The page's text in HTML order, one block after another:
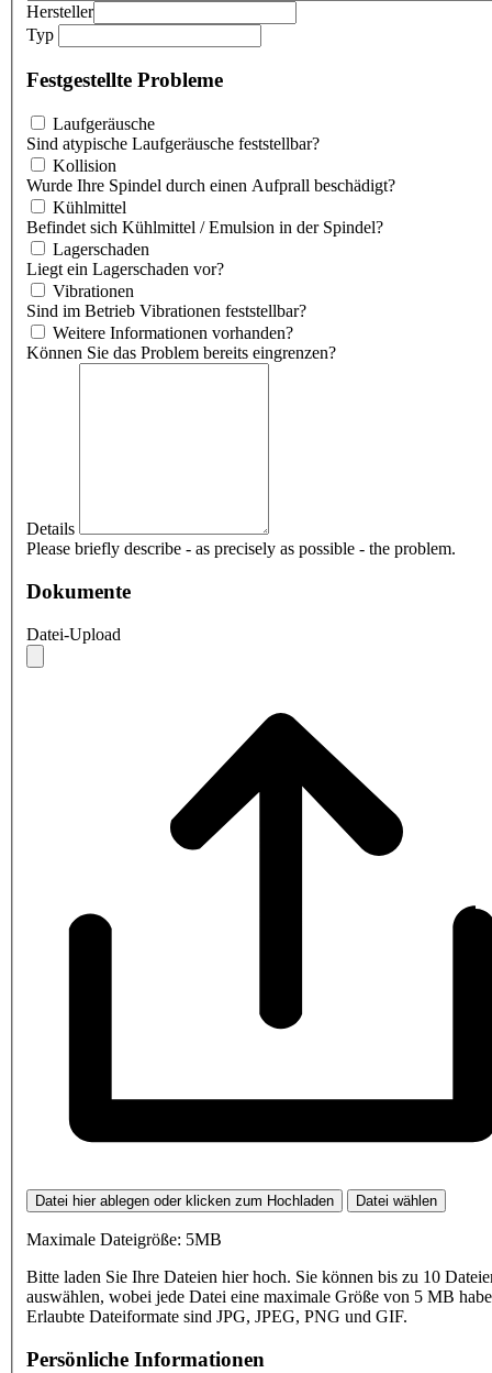
Hersteller
Typ
Festgestellte Probleme
Laufgeräusche
Sind atypische Laufgeräusche feststellbar?
Kollision
Wurde Ihre Spindel durch einen Aufprall beschädigt?
Kühlmittel
Befindet sich Kühlmittel / Emulsion in der Spindel?
Lagerschaden
Liegt ein Lagerschaden vor?
Vibrationen
Sind im Betrieb Vibrationen feststellbar?
Weitere Informationen vorhanden?
Können Sie das Problem bereits eingrenzen?
Details
Please briefly describe - as precisely as possible - the problem.
Dokumente
Datei-Upload
Datei hier ablegen oder klicken zum Hochladen Datei wählen
Maximale Dateigröße: 5MB
Bitte laden Sie Ihre Dateien hier hoch. Sie können bis zu 10
auswählen, wobei jede Datei eine maximale Größe von 5 MB
Erlaubte Dateiformate sind JPG, JPEG, PNG und GIF.
Persönliche Informationen